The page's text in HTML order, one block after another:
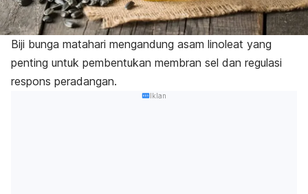
Biji bunga matahari mengandung asam linoleat yang
penting untuk pembentukan membran sel dan regulasi
respons peradangan.
Iklan